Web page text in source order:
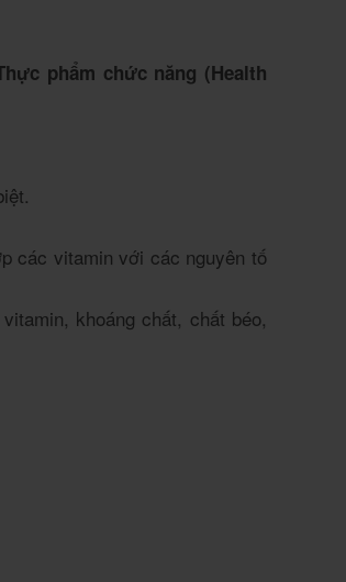
phẩm chức năng (Health
các vitamin với các nguyên tố
khoáng chất, chất béo,